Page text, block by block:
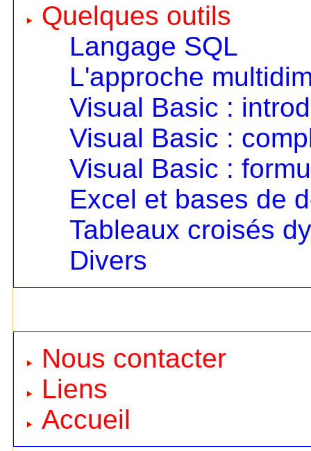
Quelques outils
Langage SQL
L'approche
Visual Basic :
Visual Basic :
Visual Basic :
Excel et bases de
Tableaux croisés
Divers
Nous contacter
Liens
Accueil